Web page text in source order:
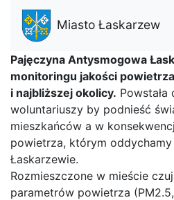
Miasto Łaskarzew
Pajęczyna Antysmogowa
monitoringu jakości
i najbliższej okolicy.
woluntariuszy by podnieść
mieszkańców a w
powietrza, którym
Łaskarzewie.
Rozmieszczone w mieście
parametrów powietrza